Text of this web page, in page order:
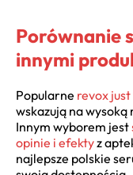
Porównanie
innymi
Popularne revox
wskazują na
Innym wyborem jest
opinie i efektyz
najlepsze polskie